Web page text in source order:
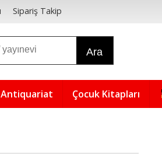
Sipariş Takip
Ara
Antiquariat Çocuk Kitapları